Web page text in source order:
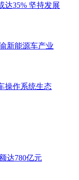
达35% 坚持发展
新能源车产业
操作系统生态
达780亿元